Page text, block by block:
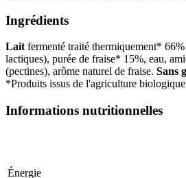
Ingrédients
Lait fermenté traité thermiquement*
lactiques), purée de fraise* 15%, eau,
(pectines), arôme naturel de fraise. Sans
*Produits issus de l'agriculture
Informations nutritionnelles
Énergie